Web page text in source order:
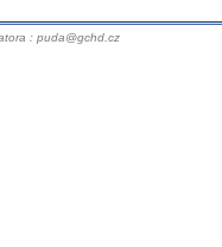
: puda@gchd.cz